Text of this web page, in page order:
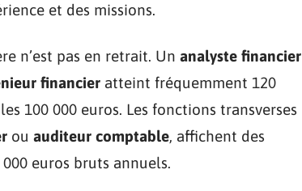
et des missions.
n’est pas en retrait. Un analyste financier
financier atteint fréquemment 120
100 000 euros. Les fonctions transverses
ou auditeur comptable, affichent des
euros bruts annuels.